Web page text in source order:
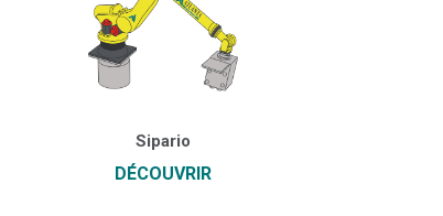
Sipario
DÉCOUVRIR